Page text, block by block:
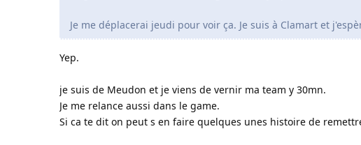
Je me déplacerai jeudi pour voir ça. Je suis à Clamart et
Yep.
je suis de Meudon et je viens de vernir ma team y 30mn.
Je me relance aussi dans le game.
Si ca te dit on peut s en faire quelques unes histoire de